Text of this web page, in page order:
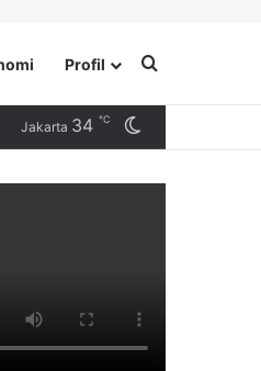
Profil Search for
Jakarta 34 ℃